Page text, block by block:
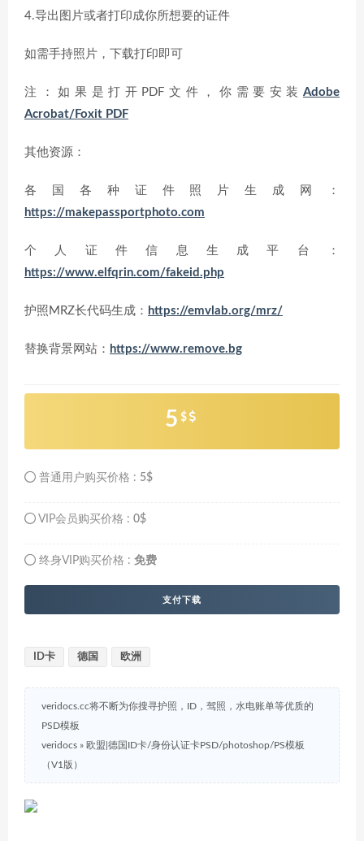
4.导出图片或者打印成你所想要的证件
如需手持照片，下载打印即可
注：如果是打开PDF文件，你需要安装 Adobe
Acrobat/Foxit PDF
其他资源：
各国各种证件照片生成网：
https://makepassportphoto.com
个人证件信息生成平台：
https://www.elfqrin.com/fakeid.php
护照MRZ长代码生成： https://emvlab.org/mrz/
替换背景网站： https://www.remove.bg
5 $
普通用户购买价格 : 5$
VIP会员购买价格 : 0$
终身VIP购买价格 : 免费
支付下载
ID卡 德国 欧洲
veridocs.cc将不断为你搜寻护照，ID，驾照，水电账单等优质的
PSD模板
veridocs » 欧盟|德国ID卡/身份认证卡PSD/photoshop/PS模板
（V1版）